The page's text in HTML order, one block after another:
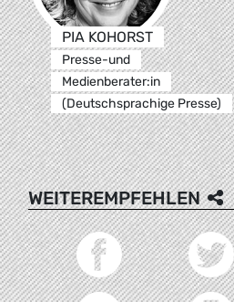
PIA KOHORST
Presse-und
Medienberater:in
(Deutschsprachige Presse)
WEITEREMPFEHLEN